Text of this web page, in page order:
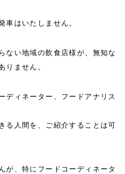
車はいたしません。
ない地域の飲食店様が、無知な
りません。
ディネーター、フードアナリス
る人間を、ご紹介することは可
が、特にフードコーディネータ